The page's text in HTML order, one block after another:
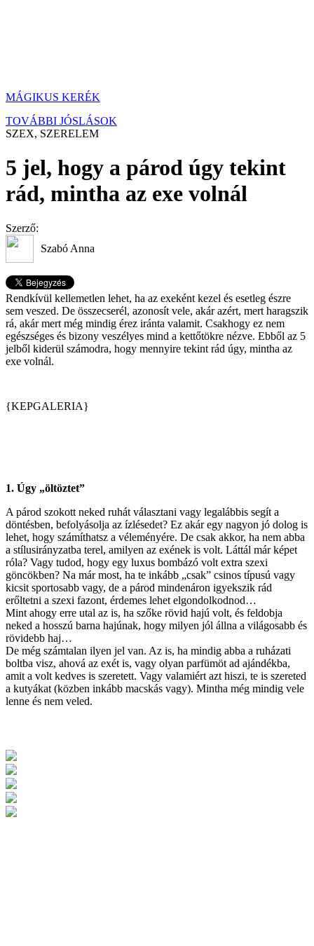
MÁGIKUS KERÉK
TOVÁBBI JÓSLÁSOK
SZEX, SZERELEM
5 jel, hogy a párod úgy tekint
rád, mintha az exe volnál
Szerző:
Szabó Anna
Rendkívül kellemetlen lehet, ha az exeként kezel és esetleg észre
sem veszed. De összecserél, azonosít vele, akár azért, mert haragszik
rá, akár mert még mindig érez iránta valamit. Csakhogy ez nem
egészséges és bizony veszélyes mind a kettőtökre nézve. Ebből az 5
jelből kiderül számodra, hogy mennyire tekint rád úgy, mintha az
exe volnál.
{KEPGALERIA}
1. Úgy „öltöztet”
A párod szokott neked ruhát választani vagy legalábbis segít a
döntésben, befolyásolja az ízlésedet? Ez akár egy nagyon jó dolog is
lehet, hogy számíthatsz a véleményére. De csak akkor, ha nem abba
a stílusirányzatba terel, amilyen az exének is volt. Láttál már képet
róla? Vagy tudod, hogy egy luxus bombázó volt extra szexi
göncökben? Na már most, ha te inkább „csak” csinos típusú vagy
kicsit sportosabb vagy, de a párod mindenáron igyekszik rád
erőltetni a szexi fazont, érdemes lehet elgondolkodnod…
Mint ahogy erre utal az is, ha szőke rövid hajú volt, és feldobja
neked a hosszú barna hajúnak, hogy milyen jól állna a világosabb és
rövidebb haj…
De még számtalan ilyen jel van. Az is, ha mindig abba a ruházati
boltba visz, ahová az exét is, vagy olyan parfümöt ad ajándékba,
amit a volt kedves is szeretett. Vagy valamiért azt hiszi, te is szereted
a kutyákat (közben inkább macskás vagy). Mintha még mindig vele
lenne és nem veled.